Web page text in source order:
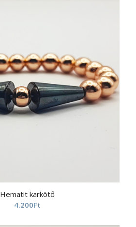
Hematit karkötő
4.200Ft